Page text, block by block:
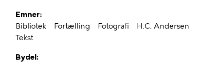
Emner
Bibliotek
Fortælling Fotografi
H.C. Andersen
Tekst
Bydel